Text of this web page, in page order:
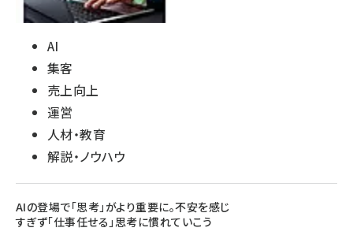
AI
集客
売上向上
運営
人材・教育
解説・ノウハウ
AIの登場で「思考」がより重要に。不安を感じ
すぎず「仕事任せる」思考に慣れていこう